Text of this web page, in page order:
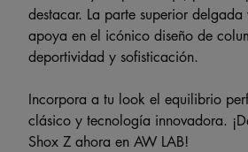
destacar. La parte superior delgada
apoya en el icónico diseño de
deportividad y sofisticación.
Incorpora a tu look el equilibrio
clásico y tecnología innovadora.
Shox Z ahora en AW LAB!